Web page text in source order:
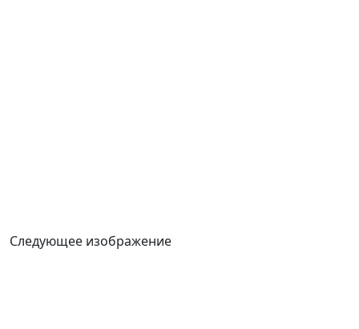
Следующее изображение